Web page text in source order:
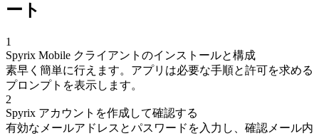
ート
1
Spyrix Mobile クライアントのインストールと構成
素早く簡単に行えます。アプリは必要な手順と許可を求める
プロンプトを表示します。
2
Spyrix アカウントを作成して確認する
有効なメールアドレスとパスワードを入力し、確認メール内